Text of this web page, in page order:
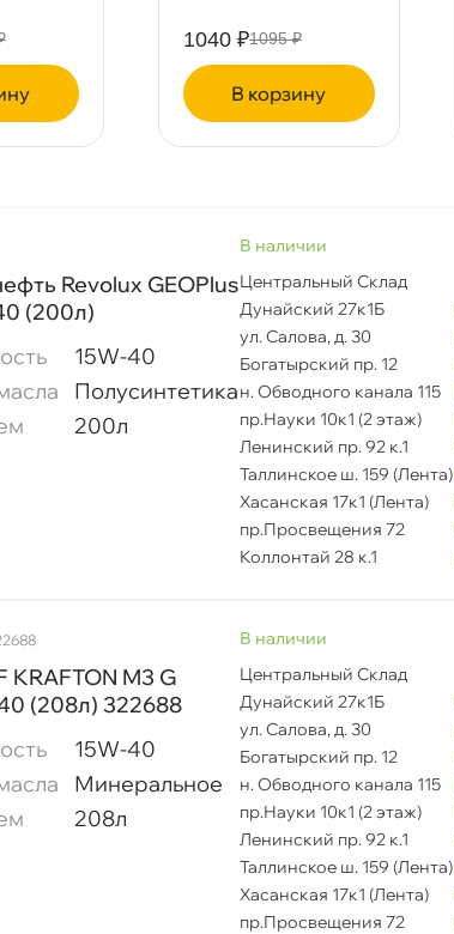
FORD
ACEA
JASO
1040 ₽1095 ₽
корзину
Revolux GEOPlus
(200л)
15W-40
Полусинтетика
200л
наличии
Центральный Склад
Дунайский 27к1Б
ул. Салова, д. 30
Богатырский пр. 12
н. Обводного канала 115
пр.Науки 10к1 (2 этаж)
Ленинский пр. 92 к.1
Таллинское ш. 159 (Лента)
Хасанская 17к1 (Лента)
пр.Просвещения 72
Коллонтай 28 к.1
KRAFTON M3 G
(208л) 322688
15W-40
Минеральное
208л
наличии
Центральный Склад
Дунайский 27к1Б
ул. Салова, д. 30
Богатырский пр. 12
н. Обводного канала 115
пр.Науки 10к1 (2 этаж)
Ленинский пр. 92 к.1
Таллинское ш. 159 (Лента)
Хасанская 17к1 (Лента)
пр.Просвещения 72